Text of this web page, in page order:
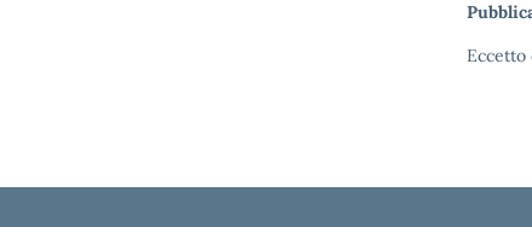
Eccetto